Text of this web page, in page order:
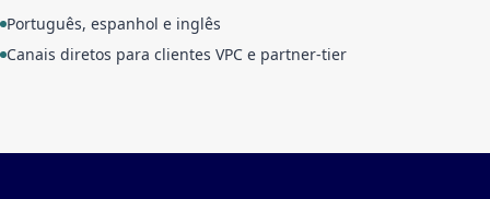
Português, espanhol e inglês
Canais diretos para clientes VPC e partner-tier